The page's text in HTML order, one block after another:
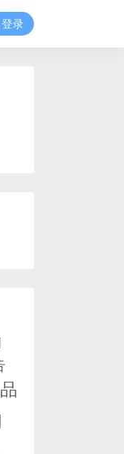
登录
品